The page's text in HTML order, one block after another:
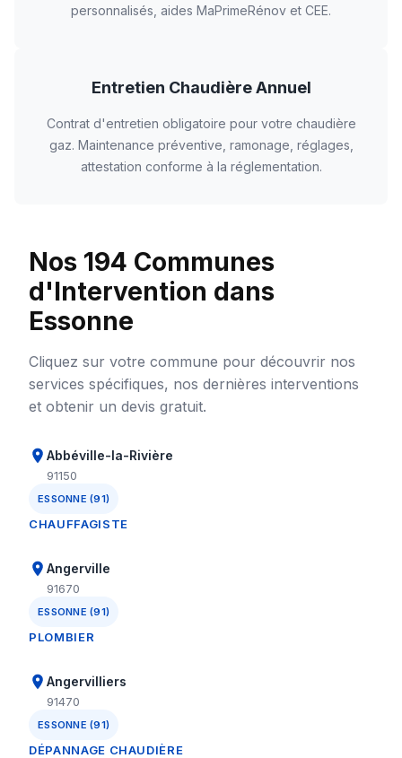
personnalisés, aides MaPrimeRénov et CEE.
Entretien Chaudière Annuel
Contrat d'entretien obligatoire pour votre chaudière
gaz. Maintenance préventive, ramonage, réglages,
attestation conforme à la réglementation.
Nos 194 Communes
d'Intervention dans
Essonne
Cliquez sur votre commune pour découvrir nos
services spécifiques, nos dernières interventions
et obtenir un devis gratuit.
Abbéville-la-Rivière
91150
ESSONNE (91)
CHAUFFAGISTE
Angerville
91670
ESSONNE (91)
PLOMBIER
Angervilliers
91470
ESSONNE (91)
DÉPANNAGE CHAUDIÈRE